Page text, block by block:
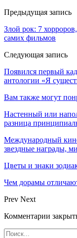
Предыдущая запись
Злой рок: 7
самих фильмов
Следующая запись
Появился первый
антологии «Я
Вам также могут
Настенный или
разница
Международный
звездные награды,
Цветы и знаки
Чем дорамы
Prev Next
Комментарии